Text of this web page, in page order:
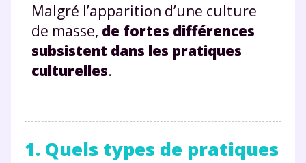
Malgré l’apparition d’une culture
de masse, de fortes différences
subsistent dans les pratiques
culturelles.
1. Quels types de pratiques